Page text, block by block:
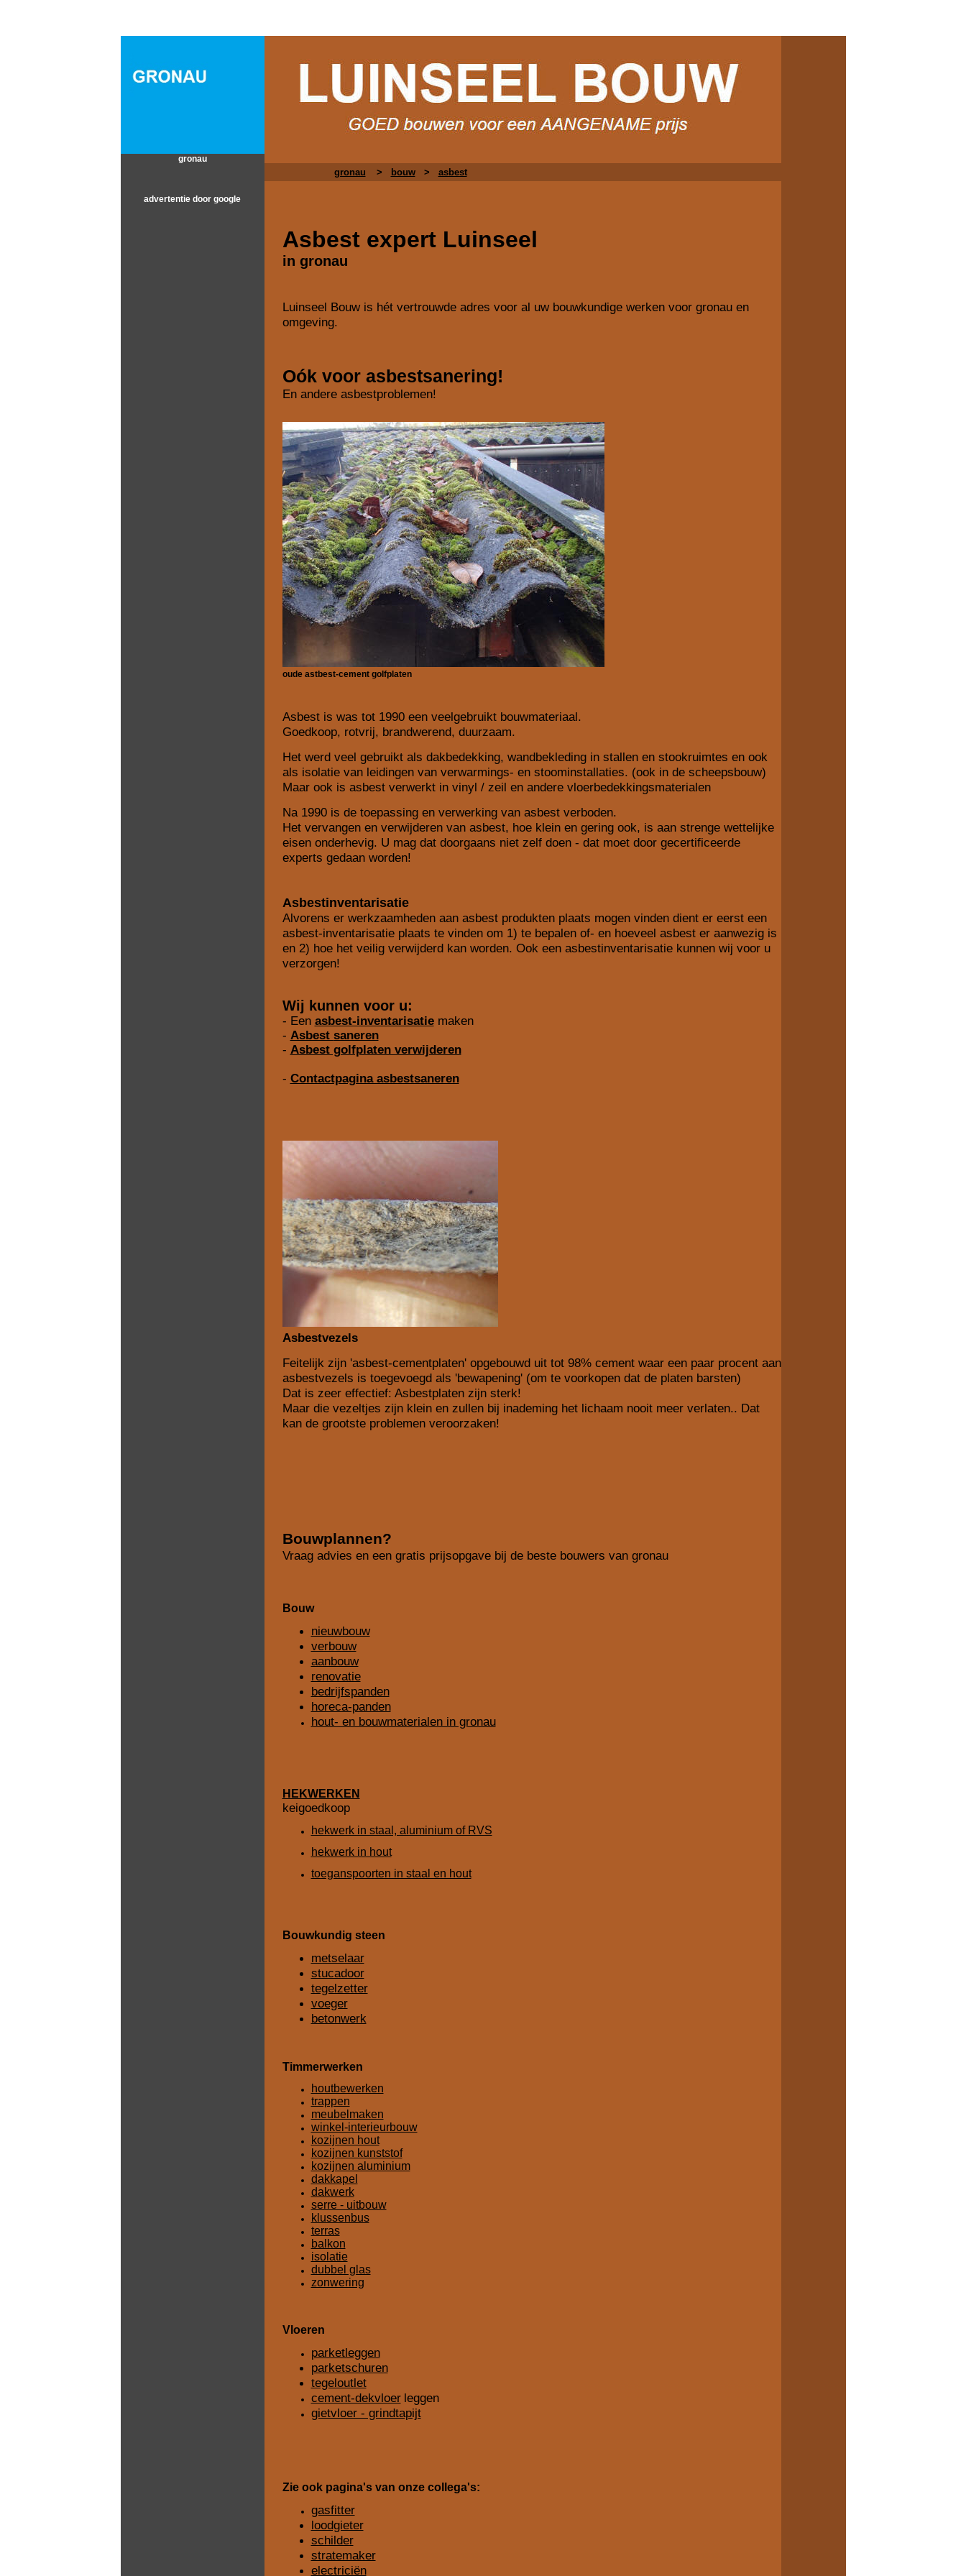
gronau
advertentie door google
gronau > bouw> asbest
Asbest expert Luinseel
in gronau
Luinseel Bouw is hét vertrouwde adres voor al uw bouwkundige werken voor gronau en
omgeving.
Oók voor asbestsanering!
En andere asbestproblemen!
oude astbest-cement golfplaten
Asbest is was tot 1990 een veelgebruikt bouwmateriaal.
Goedkoop, rotvrij, brandwerend, duurzaam.
Het werd veel gebruikt als dakbedekking, wandbekleding in stallen en stookruimtes en ook
als isolatie van leidingen van verwarmings- en stoominstallaties. (ook in de scheepsbouw)
Maar ook is asbest verwerkt in vinyl / zeil en andere vloerbedekkingsmaterialen
Na 1990 is de toepassing en verwerking van asbest verboden.
Het vervangen en verwijderen van asbest, hoe klein en gering ook, is aan strenge wettelijke
eisen onderhevig. U mag dat doorgaans niet zelf doen - dat moet door gecertificeerde
experts gedaan worden!
Asbestinventarisatie
Alvorens er werkzaamheden aan asbest produkten plaats mogen vinden dient er eerst een
asbest-inventarisatie plaats te vinden om 1) te bepalen of- en hoeveel asbest er aanwezig is
en 2) hoe het veilig verwijderd kan worden. Ook een asbestinventarisatie kunnen wij voor u
verzorgen!
Wij kunnen voor u:
- Een asbest-inventarisatiemaken
- Asbest saneren
- Asbest golfplaten verwijderen
- Contactpagina asbestsaneren
Asbestvezels
Feitelijk zijn 'asbest-cementplaten' opgebouwd uit tot 98% cement waar een paar procent aan
asbestvezels is toegevoegd als 'bewapening' (om te voorkopen dat de platen barsten)
Dat is zeer effectief: Asbestplaten zijn sterk!
Maar die vezeltjes zijn klein en zullen bij inademing het lichaam nooit meer verlaten.. Dat
kan de grootste problemen veroorzaken!
Bouwplannen?
Vraag advies en een gratis prijsopgave bij de beste bouwers van gronau
Bouw
nieuwbouw
verbouw
aanbouw
renovatie
bedrijfspanden
horeca-panden
hout- en bouwmaterialen in gronau
HEKWERKEN
keigoedkoop
hekwerk in staal, aluminium of RVS
hekwerk in hout
toeganspoorten in staal en hout
Bouwkundig steen
metselaar
stucadoor
tegelzetter
voeger
betonwerk
Timmerwerken
houtbewerken
trappen
meubelmaken
winkel-interieurbouw
kozijnen hout
kozijnen kunststof
kozijnen aluminium
dakkapel
dakwerk
serre - uitbouw
klussenbus
terras
balkon
isolatie
dubbel glas
zonwering
Vloeren
parketleggen
parketschuren
tegeloutlet
cement-dekvloer leggen
gietvloer - grindtapijt
Zie ook pagina's van onze collega's:
gasfitter
loodgieter
schilder
stratemaker
electriciën